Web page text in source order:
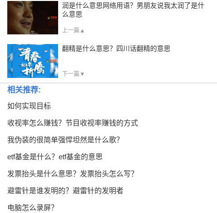
润是什么意思网络用语？男朋友说我太润了是什
么意思
上一篇▲
翻精是什么意思？四川话翻精的意思
下一篇▼
相关推荐:
如何实现目标
收视率怎么赚钱？节目收视率赚钱的方式
我伪装的很简单强悍坦然是什么歌？
etf基金是什么？etf基金的意思
发票抬头是什么意思？发票抬头怎么写？
避雷针是谁发明的？避雷针的发明者
电脑怎么录屏？